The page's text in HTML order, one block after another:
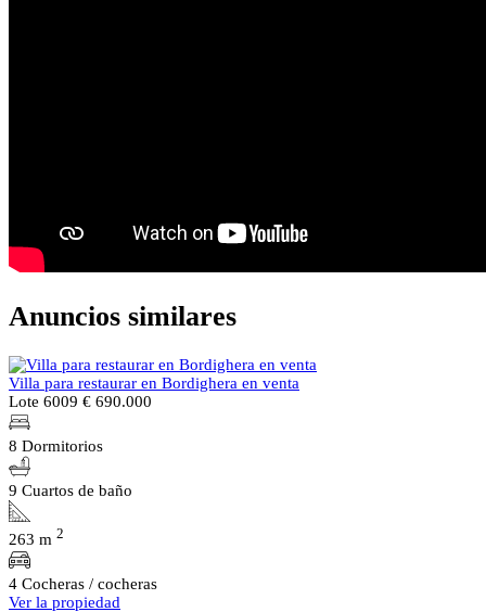
Anuncios similares
Villa para restaurar en Bordighera en venta
Lote 6009 € 690.000
8 Dormitorios
9 Cuartos de baño
263 m 2
4 Cocheras / cocheras
Ver la propiedad